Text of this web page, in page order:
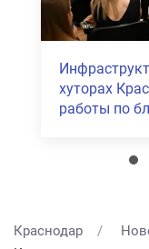
в трёх
Краснодар